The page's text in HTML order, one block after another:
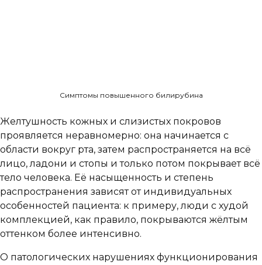
Симптомы повышенного билирубина
Желтушность кожных и слизистых покровов
проявляется неравномерно: она начинается с
области вокруг рта, затем распространяется на всё
лицо, ладони и стопы и только потом покрывает всё
тело человека. Её насыщенность и степень
распространения зависят от индивидуальных
особенностей пациента: к примеру, люди с худой
комплекцией, как правило, покрываются жёлтым
оттенком более интенсивно.
О патологических нарушениях функционирования